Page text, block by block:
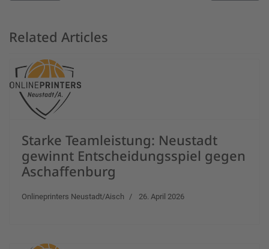
Related Articles
Starke Teamleistung: Neustadt
gewinnt Entscheidungsspiel gegen
Aschaffenburg
Onlineprinters Neustadt/Aisch 26. April 2026